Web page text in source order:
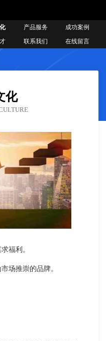
产品服务
成功案例
联系我们 在线留言
化
福利。
场推崇的品牌。